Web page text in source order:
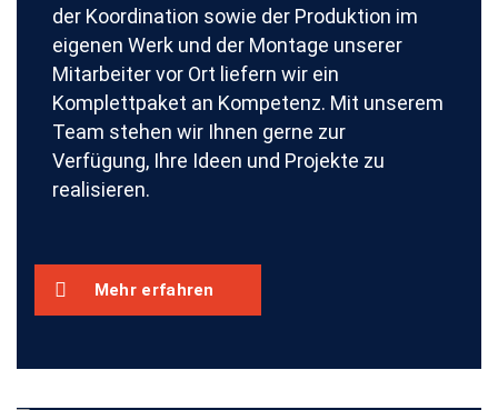
der Koordination sowie der Produktion im
eigenen Werk und der Montage unserer
Mitarbeiter vor Ort liefern wir ein
Komplettpaket an Kompetenz. Mit unserem
Team stehen wir Ihnen gerne zur
Verfügung, Ihre Ideen und Projekte zu
realisieren.
Mehr erfahren